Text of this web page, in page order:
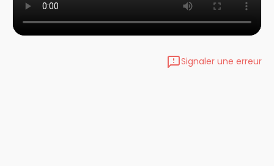
Signaler une erreur